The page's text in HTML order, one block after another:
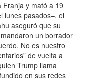
Franja y mató a 19
lunes pasados–, el
aseguró que su
un borrador
No es nuestro
de vuelta a
Trump llama
en sus redes